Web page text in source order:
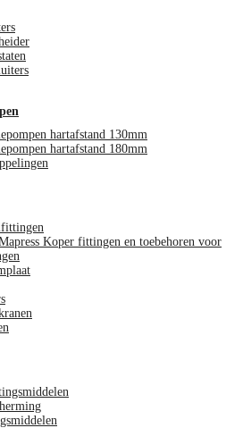
hartafstand 130mm
hartafstand 180mm
Koper fittingen en toebehoren voor